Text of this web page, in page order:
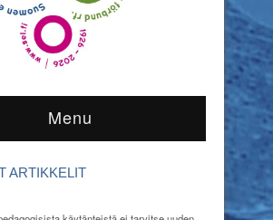
Menu
ARTIKKELIT